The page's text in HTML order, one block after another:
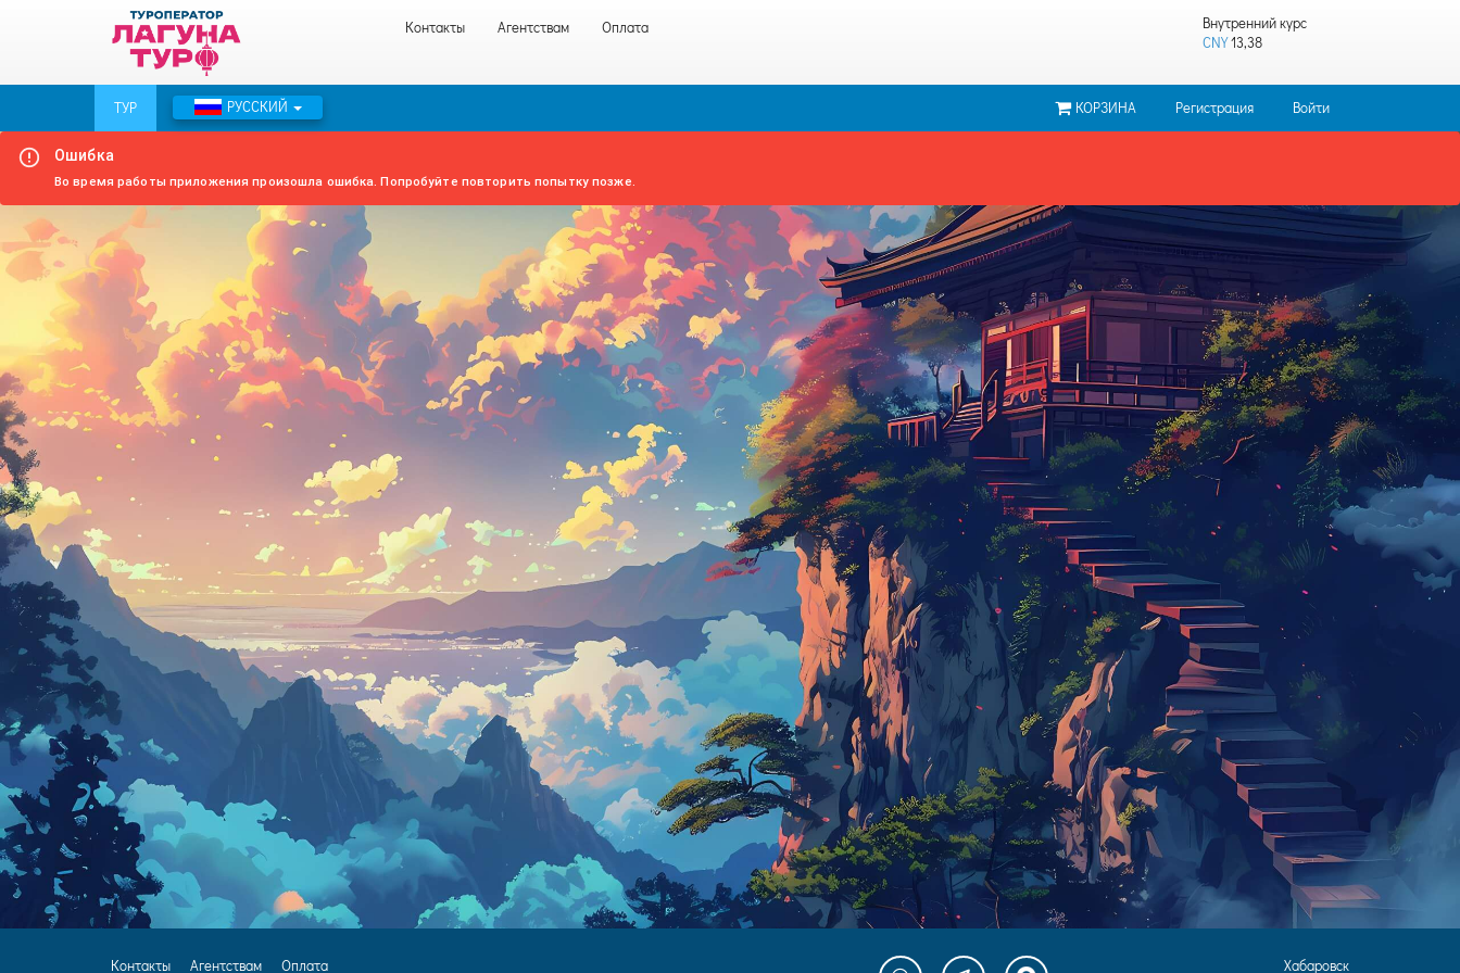
Контакты Агентствам Оплата
Внутренний курс
CNY13,38
ТУР РУССКИЙ КОРЗИНА Регистрация Войти
Ошибка
Во время работы приложения произошла ошибка. Попробуйте повторить попытку позже.
Контакты Агентствам Оплата Хабаровск